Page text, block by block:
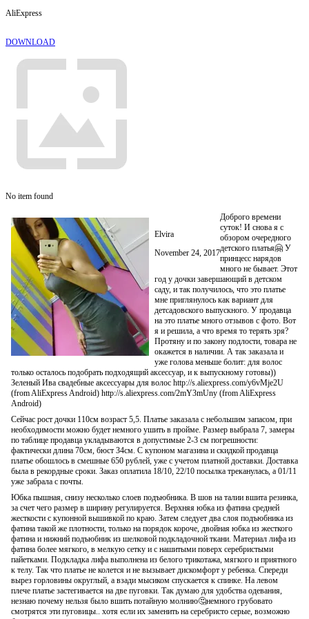
AliExpress
DOWNLOAD
No item found
Elvira
November 24, 2017
Доброго времени
суток! И снова я с
обзором очередного
детского платья🤗 У
принцесс нарядов
много не бывает. Этот
год у дочки завершающий в детском
саду, и так получилось, что это платье
мне приглянулось как вариант для
детсадовского выпускного. У продавца
на это платье много отзывов с фото. Вот
я и решила, а что время то терять зря?
Протяну и по закону подлости, товара не
окажется в наличии. А так заказала и
уже голова меньше болит: для волос
только осталось подобрать подходящий аксессуар, и к выпускному готовы))
Зеленый Ива свадебные аксессуары для волос http://s.aliexpress.com/y6vMje2U
(from AliExpress Android) http://s.aliexpress.com/2mY3mUny (from AliExpress
Android)
Сейчас рост дочки 110см возраст 5,5. Платье заказала с небольшим запасом, при
необходимости можно будет немного ушить в пройме. Размер выбрала 7, замеры
по таблице продавца укладываются в допустимые 2-3 см погрешности:
фактически длина 70см, бюст 34см. С купоном магазина и скидкой продавца
платье обошлось в смешные 650 рублей, уже с учетом платной доставки. Доставка
была в рекордные сроки. Заказ оплатила 18/10, 22/10 посылка треканулась, а 01/11
уже забрала с почты.
Юбка пышная, снизу несколько слоев подъюбника. В шов на талии вшита резинка,
за счет чего размер в ширину регулируется. Верхняя юбка из фатина средней
жесткости с купонной вышивкой по краю. Затем следует два слоя подъюбника из
фатина такой же плотности, только на порядок короче, двойная юбка из жесткого
фатина и нижний подъюбник из шелковой подкладочной ткани. Материал лифа из
фатина более мягкого, в мелкую сетку и с нашитыми поверх серебристыми
пайетками. Подкладка лифа выполнена из белого трикотажа, мягкого и приятного
к телу. Так что платье не колется и не вызывает дискомфорт у ребенка. Спереди
вырез горловины округлый, а взади мысиком спускается к спинке. На левом
плече платье застегивается на две пуговки. Так думаю для удобства одевания,
незнаю почему нельзя было вшить потайную молнию🤔немного грубовато
смотрятся эти пуговицы.. хотя если их заменить на серебристо серые, возможно